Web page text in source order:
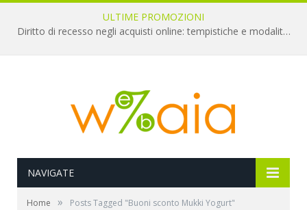
ULTIME PROMOZIONI
Diritto di recesso negli acquisti online: tempistiche e modalità per il rimborso
NAVIGATE
Home » Posts Tagged "Buoni sconto Mukki Yogurt"